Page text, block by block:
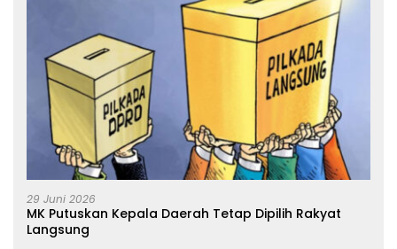
29 Juni 2026
MK Putuskan Kepala Daerah Tetap Dipilih Rakyat
Langsung